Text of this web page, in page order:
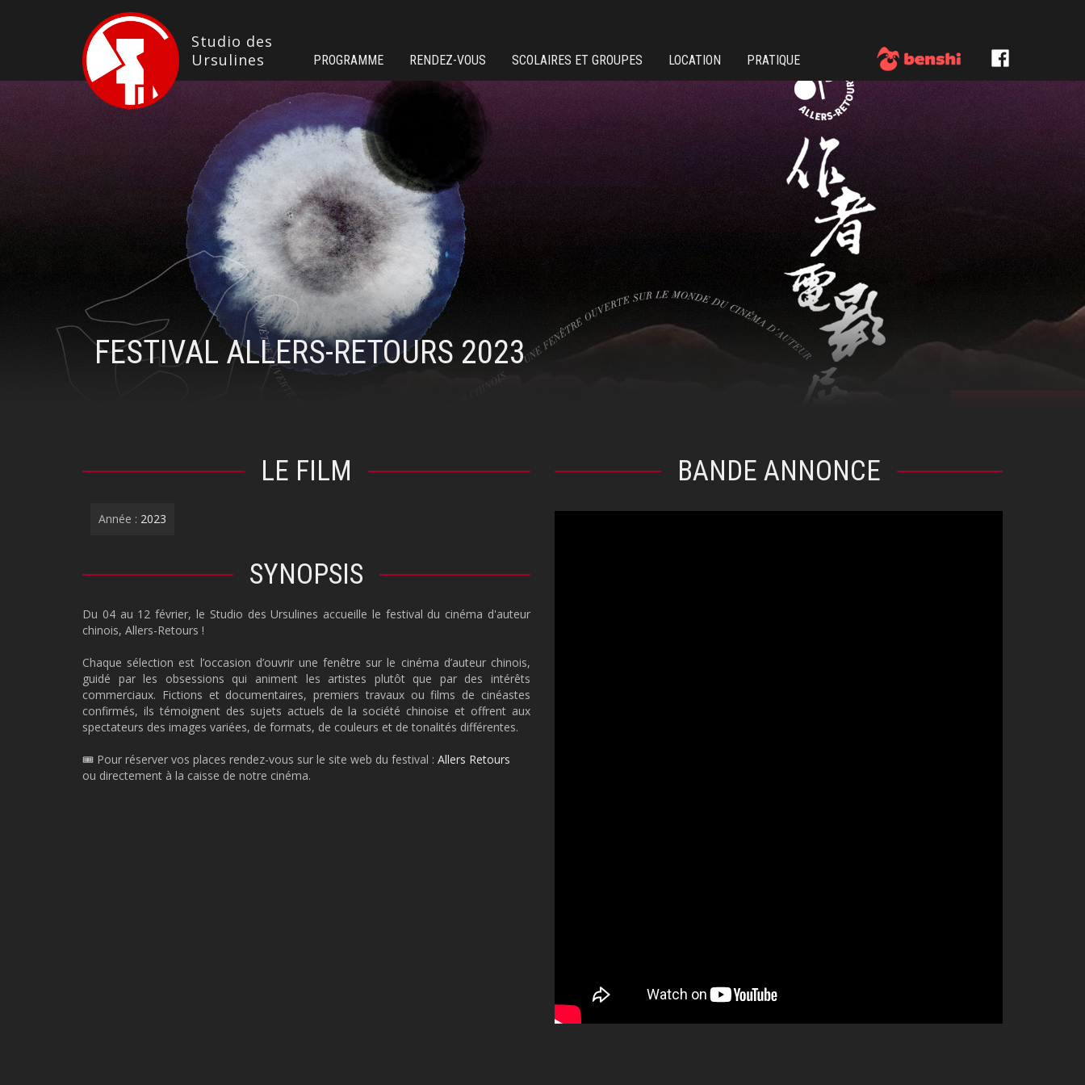
Studio des
Ursulines
PROGRAMME RENDEZ-VOUS SCOLAIRES ET GROUPES LOCATION PRATIQUE
FESTIVAL ALLERS-RETOURS 2023
LE FILM
Année : 2023
SYNOPSIS
Du 04 au 12 février, le Studio des Ursulines accueille le festival du cinéma d'auteur
chinois, Allers-Retours !
Chaque sélection est l’occasion d’ouvrir une fenêtre sur le cinéma d’auteur chinois,
guidé par les obsessions qui animent les artistes plutôt que par des intérêts
commerciaux. Fictions et documentaires, premiers travaux ou films de cinéastes
confirmés, ils témoignent des sujets actuels de la société chinoise et offrent aux
spectateurs des images variées, de formats, de couleurs et de tonalités différentes.
🎟️ Pour réserver vos places rendez-vous sur le site web du festival : Allers Retours
ou directement à la caisse de notre cinéma.
BANDE ANNONCE